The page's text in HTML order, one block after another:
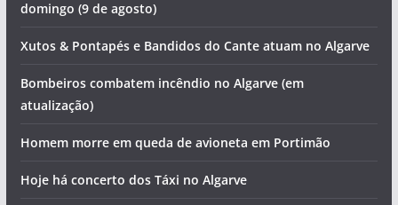
domingo (9 de agosto)
Xutos & Pontapés e Bandidos do Cante atuam no Algarve
Bombeiros combatem incêndio no Algarve (em
atualização)
Homem morre em queda de avioneta em Portimão
Hoje há concerto dos Táxi no Algarve